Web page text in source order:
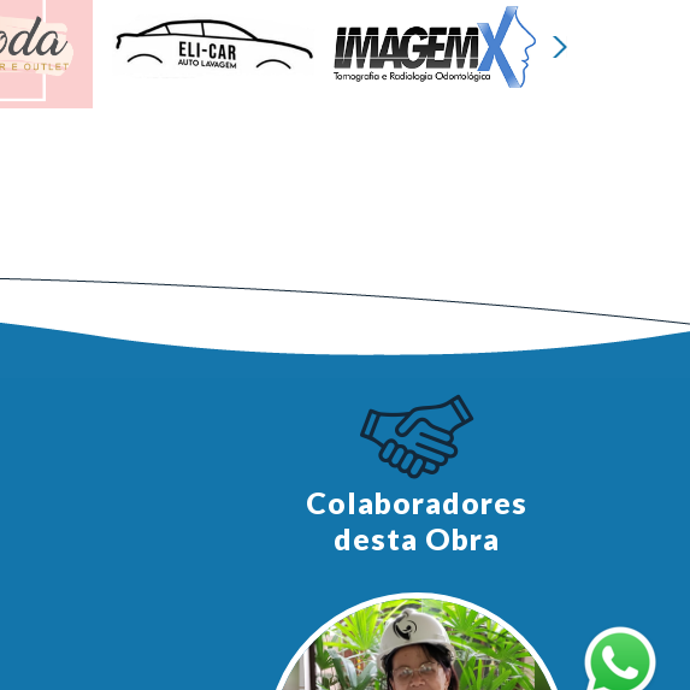
Colaboradores
desta Obra